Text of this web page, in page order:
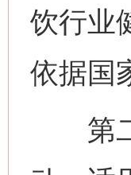
饮行业
依据国
第二